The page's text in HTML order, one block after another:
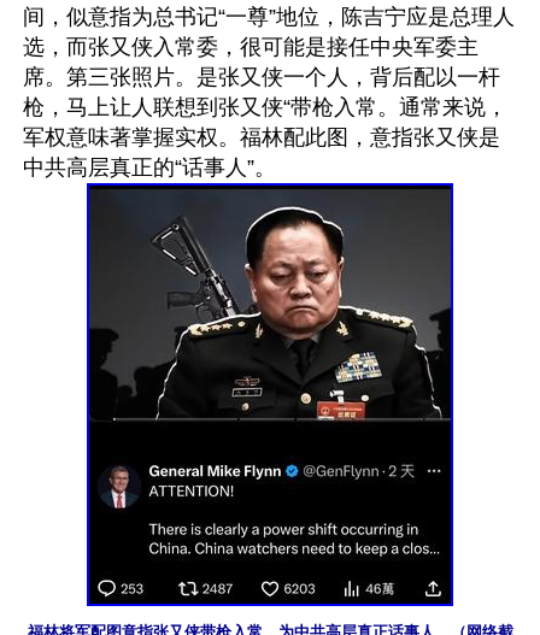
间，似意指为总书记“一尊”地位，陈吉宁应是总理人
选，而张又侠入常委，很可能是接任中央军委主
席。第三张照片。是张又侠一个人，背后配以一杆
枪，马上让人联想到张又侠“带枪入常。通常来说，
军权意味著掌握实权。福林配此图，意指张又侠是